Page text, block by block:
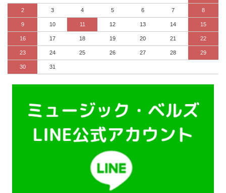
2 3 4 5 6 7 8
9 10 11 12 13 14 15
16 17 18 19 20 21 22
23 24 25 26 27 28 29
30 31